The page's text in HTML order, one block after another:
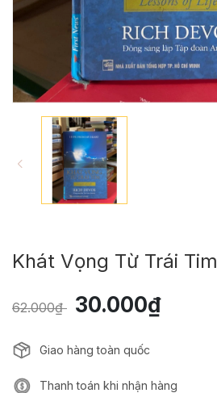
Khát Vọng Từ Trái Tim
62.000₫ 30.000₫
Giao hàng toàn quốc
Thanh toán khi nhận hàng